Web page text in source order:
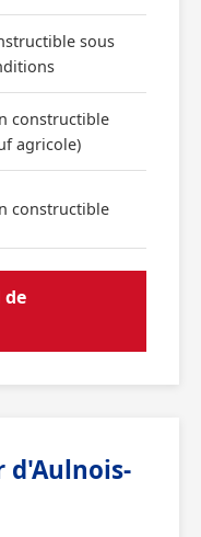
sous
constructible
agricole)
constructible
de
d'Aulnois-